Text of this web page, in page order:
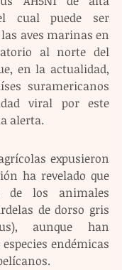
cual puede ser
aves marinas en
al norte del
en la actualidad,
suramericanos
viral por este
alerta.
expusieron
ha revelado que
los animales
de dorso gris
aunque han
endémicas